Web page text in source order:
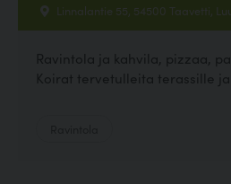
Linnalantie 55, 54500 Taavetti,
Ravintola ja kahvila, pizzaa,
Koirat tervetulleita terassille ja